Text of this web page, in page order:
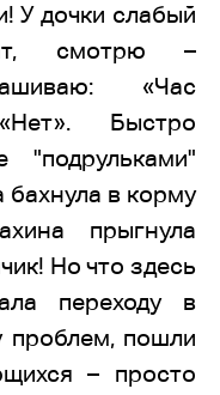
У дочки слабый
смотрю –
«Час
Быстро
"подрульками"
бахнула в корму
прыгнула
Но что здесь
переходу в
проблем, пошли
– просто